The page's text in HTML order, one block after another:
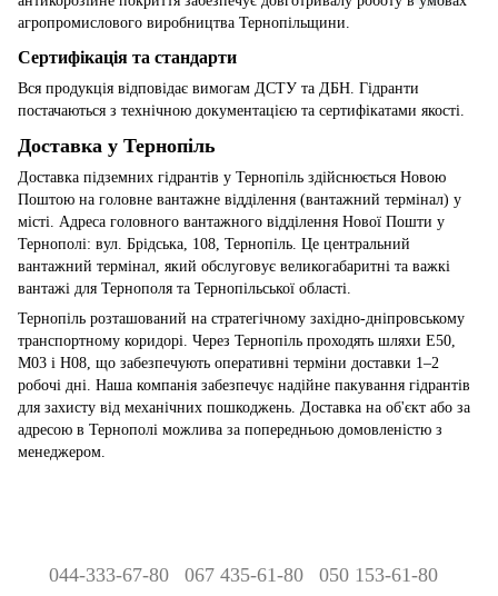
агропромислового виробництва Тернопільщини.
Сертифікація та стандарти
Вся продукція відповідає вимогам ДСТУ та ДБН. Гідранти
постачаються з технічною документацією та сертифікатами якості.
Доставка у Тернопіль
Доставка підземних гідрантів у Тернопіль здійснюється Новою
Поштою на головне вантажне відділення (вантажний термінал) у
місті. Адреса головного вантажного відділення Нової Пошти у
Тернополі: вул. Брідська, 108, Тернопіль. Це центральний
вантажний термінал, який обслуговує великогабаритні та важкі
вантажі для Тернополя та Тернопільської області.
Тернопіль розташований на стратегічному західно-дніпровському
транспортному коридорі. Через Тернопіль проходять шляхи E50,
M03 і H08, що забезпечують оперативні терміни доставки 1–2
робочі дні. Наша компанія забезпечує надійне пакування гідрантів
для захисту від механічних пошкоджень. Доставка на об'єкт або за
адресою в Тернополі можлива за попередньою домовленістю з
менеджером.
044-333-67-80 067 435-61-80 050 153-61-80